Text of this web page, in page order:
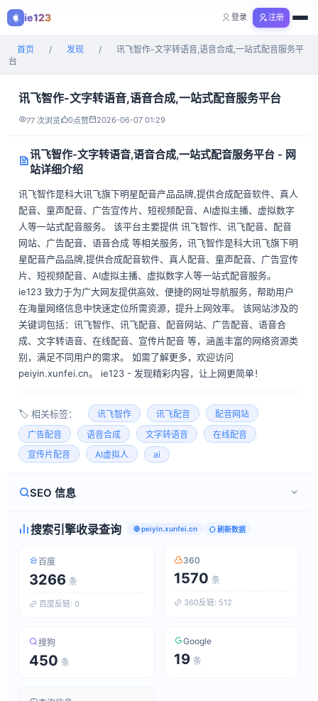
ie123
全部分类
登录 注册
首页 / 发现 /
讯飞智作-文字转语音,语音合成,一站式配音服务平
台
讯飞智作-文字转语音,语音合成,一站式配音服务平台
77 次浏览 0点赞 2026-06-07 01:29
讯飞智作-文字转语音,语音合成,一站式配音服务平台 - 网
站详细介绍
讯飞智作是科大讯飞旗下明星配音产品品牌,提供合成配音软件、真人
配音、童声配音、广告宣传片、短视频配音、AI虚拟主播、虚拟数字
人等一站式配音服务。 该平台主要提供 讯飞智作、讯飞配音、配音
网站、广告配音、语音合成 等相关服务，讯飞智作是科大讯飞旗下明
星配音产品品牌,提供合成配音软件、真人配音、童声配音、广告宣传
片、短视频配音、AI虚拟主播、虚拟数字人等一站式配音服务。
ie123 致力于为广大网友提供高效、便捷的网址导航服务，帮助用户
在海量网络信息中快速定位所需资源，提升上网效率。 该网站涉及的
关键词包括：讯飞智作、讯飞配音、配音网站、广告配音、语音合
成、文字转语音、在线配音、宣传片配音 等，涵盖丰富的网络资源类
别，满足不同用户的需求。 如需了解更多，欢迎访问
peiyin.xunfei.cn。 ie123 - 发现精彩内容，让上网更简单！
🏷️ 相关标签： 讯飞智作 讯飞配音
配音网站
广告配音
语音合成 文字转语音
在线配音
宣传片配音
AI虚拟人 ai
SEO 信息
搜索引擎收录查询 peiyin.xunfei.cn 刷新数据
百度
3266 条
百度反链: 0
360
1570 条
360反链: 512
搜狗
450 条
Google
19 条